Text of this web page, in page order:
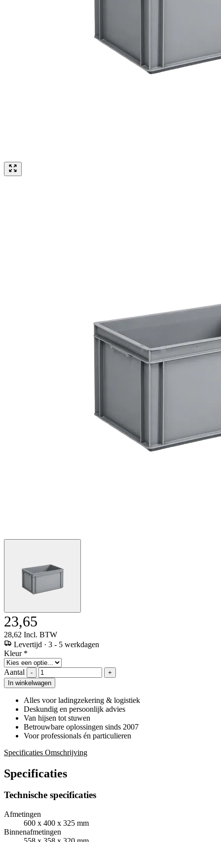
23,65
28,62 Incl. BTW
Levertijd · 3 - 5 werkdagen
Kleur *
Aantal -
+
In winkelwagen
Alles voor ladingzekering & logistiek
Deskundig en persoonlijk advies
Van hijsen tot stuwen
Betrouwbare oplossingen sinds 2007
Voor professionals én particulieren
Specificaties Omschrijving
Specificaties
Technische specificaties
Afmetingen
600 x 400 x 325 mm
Binnenafmetingen